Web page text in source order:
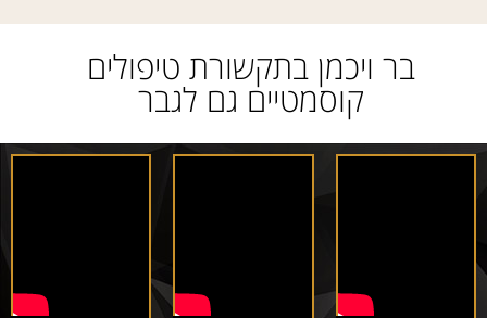
בר ויכמן בתקשורת טיפולים
קוסמטיים גם לגבר